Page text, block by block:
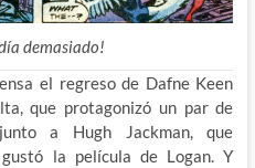
demasiado!
el regreso de Dafne Keen
que protagonizó un par de
a Hugh Jackman, que
la película de Logan. Y